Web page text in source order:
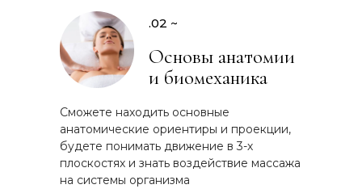
Основы анатомии
и биомеханика
Сможете находить основные
анатомические ориентиры и проекции,
будете понимать движение в 3-х
плоскостях и знать воздействие массажа
на системы организма
.02 ~